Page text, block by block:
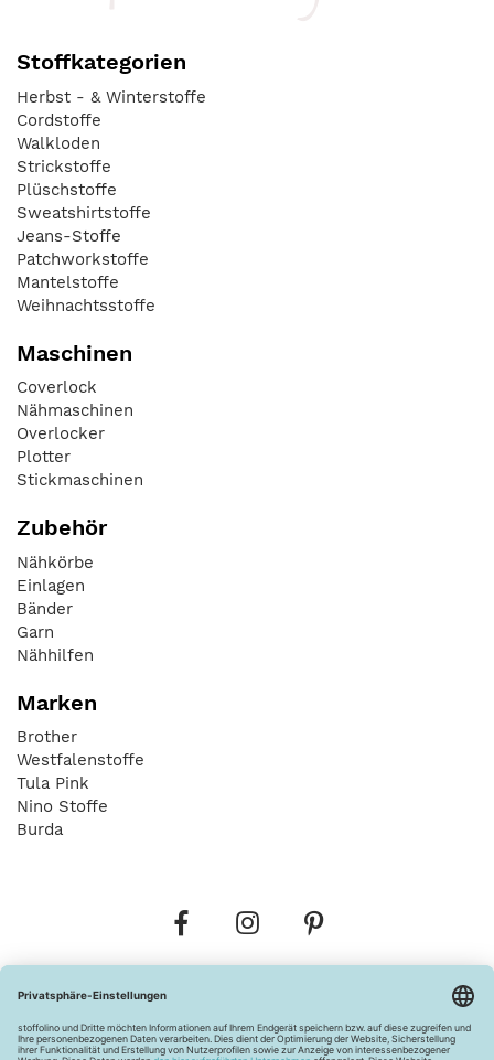
Stoffkategorien
Herbst - & Winterstoffe
Cordstoffe
Walkloden
Strickstoffe
Plüschstoffe
Sweatshirtstoffe
Jeans-Stoffe
Patchworkstoffe
Mantelstoffe
Weihnachtsstoffe
Maschinen
Coverlock
Nähmaschinen
Overlocker
Plotter
Stickmaschinen
Zubehör
Nähkörbe
Einlagen
Bänder
Garn
Nähhilfen
Marken
Brother
Westfalenstoffe
Tula Pink
Nino Stoffe
Burda
Widerrufsbelehrung Vertrag widerrufen